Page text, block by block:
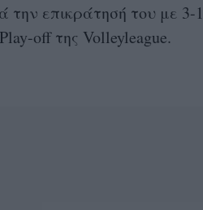
την επικράτησή του με
off της Volleyleague.